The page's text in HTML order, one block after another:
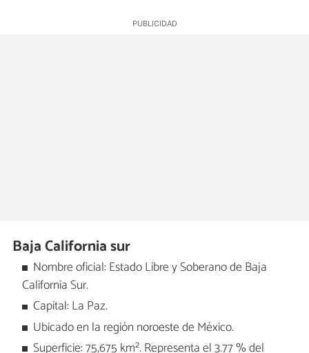
Baja California sur
Nombre oficial: Estado Libre y Soberano de Baja
California Sur.
Capital: La Paz.
Ubicado en la región noroeste de México.
Superficie: 75,675 km². Representa el 3.77 % del